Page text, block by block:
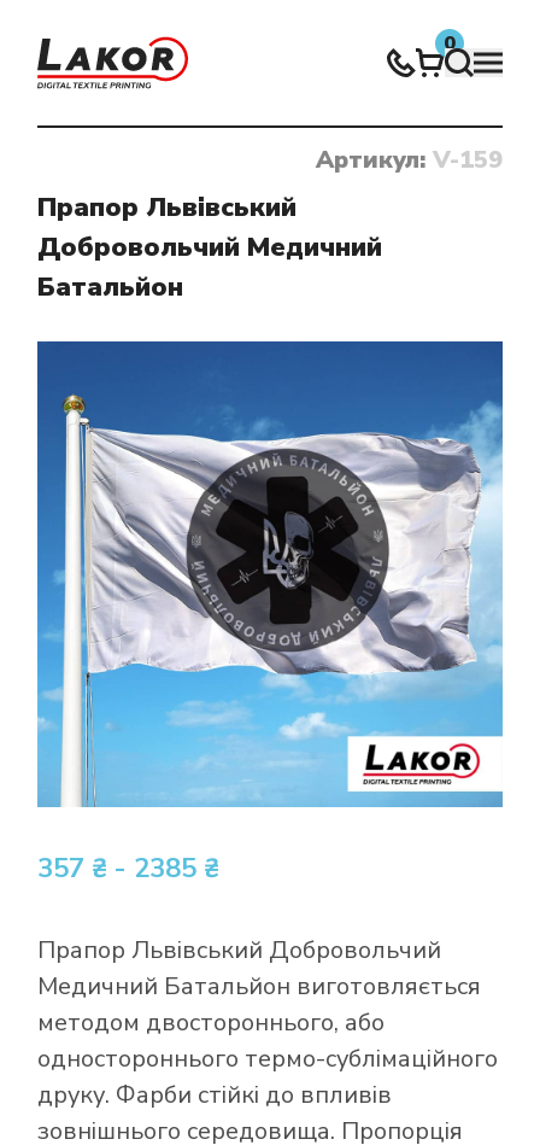
0
Нічого не знайденоАртикул: V-159
Прапор Львівський
Добровольчий Медичний
Батальйон
357 ₴ - 2385 ₴
Прапор Львівський Добровольчий
Медичний Батальйон виготовляється
методом двостороннього, або
одностороннього термо-сублімаційного
друку. Фарби стійкі до впливів
зовнішнього середовища. Пропорція